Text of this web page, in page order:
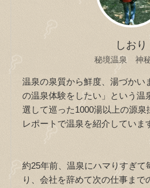
しおり
秘境温泉 神
温泉の泉質から鮮度、湯づかい
の温泉体験をしたい」という温
選して巡った1000湯以上の源泉
レポートで温泉を紹介していま
約25年前、温泉にハマりすぎて
り、会社を辞めて次の仕事まで